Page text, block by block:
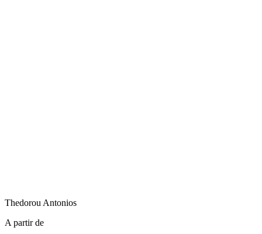
Thedorou Antonios
A partir de